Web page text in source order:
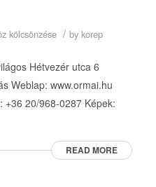
kölcsönzése / by korep
Hétvezér utca 6
Weblap: www.ormai.hu
+36 20/968-0287 Képek:
READ MORE